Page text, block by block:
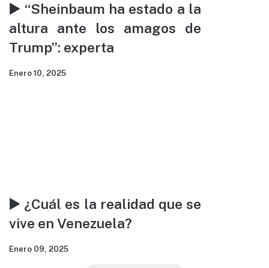
▶️ “Sheinbaum ha estado a la
altura ante los amagos de
Trump”: experta
Enero 10, 2025
▶️ ¿Cuál es la realidad que se
vive en Venezuela?
Enero 09, 2025